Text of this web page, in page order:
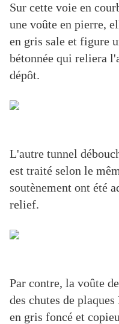
Sur cette voie en
une voûte en pierre,
en gris sale et figure
bétonnée qui reliera
dépôt.
L'autre tunnel
est traité selon le
soutènement ont été
relief.
Par contre, la voûte
des chutes de
en gris foncé et